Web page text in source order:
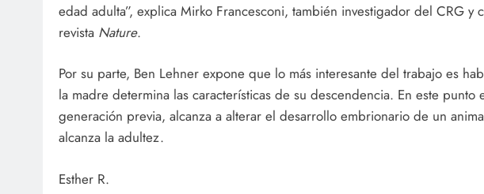
edad adulta”, explica Mirko Francesconi, también investigador del CRG
revista Nature.
Por su parte, Ben Lehner expone que lo más interesante del trabajo es
la madre determina las características de su descendencia. En este
generación previa, alcanza a alterar el desarrollo embrionario de un
alcanza la adultez.
Esther R.